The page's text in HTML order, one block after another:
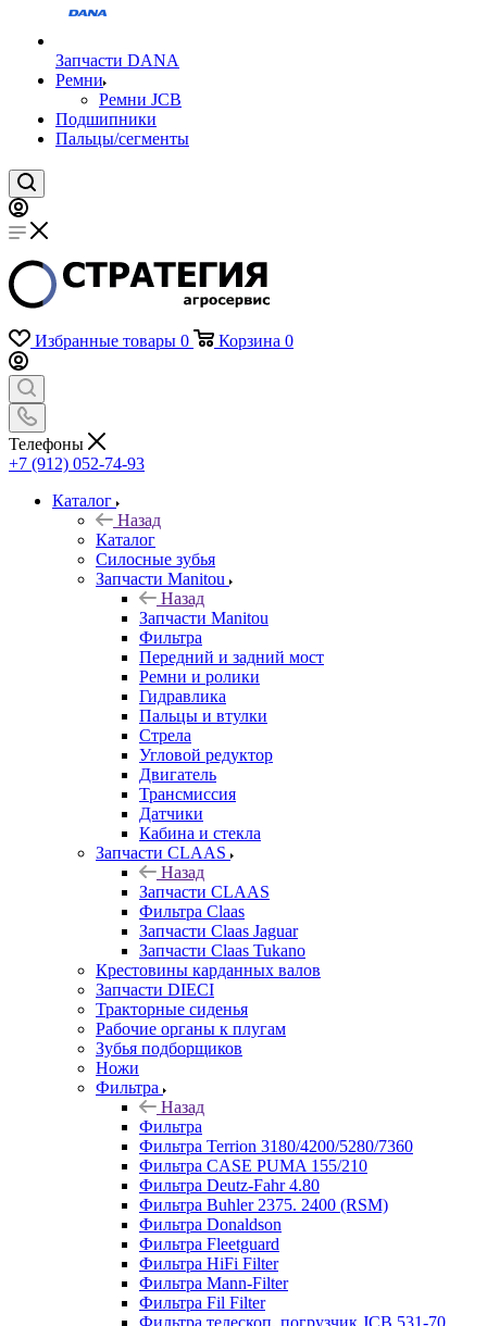
Запчасти DANA
Ремни
Ремни JCB
Подшипники
Пальцы/сегменты
Избранные товары 0 Корзина 0
Телефоны
+7 (912) 052-74-93
Каталог
Назад
Каталог
Cилосные зубья
Запчасти Manitou
Назад
Запчасти Manitou
Фильтра
Передний и задний мост
Ремни и ролики
Гидравлика
Пальцы и втулки
Стрела
Угловой редуктор
Двигатель
Трансмиссия
Датчики
Кабина и стекла
Запчасти CLAAS
Назад
Запчасти CLAAS
Фильтра Claas
Запчасти Claas Jaguar
Запчасти Claas Tukano
Крестовины карданных валов
Запчасти DIECI
Тракторные сиденья
Рабочие органы к плугам
Зубья подборщиков
Ножи
Фильтра
Назад
Фильтра
Фильтра Terrion 3180/4200/5280/7360
Фильтра CASE PUMA 155/210
Фильтра Deutz-Fahr 4.80
Фильтра Buhler 2375. 2400 (RSM)
Фильтра Donaldson
Фильтра Fleetguard
Фильтра HiFi Filter
Фильтра Mann-Filter
Фильтра Fil Filter
Фильтра телескоп. погрузчик JCB 531-70